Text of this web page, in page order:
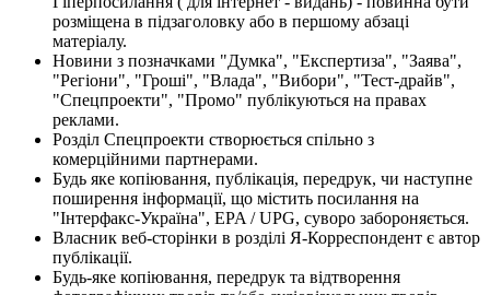
розміщена в підзаголовку або в першому абзаці
матеріалу.
Новини з позначками "Думка", "Експертиза", "Заява",
"Регіони", "Гроші", "Влада", "Вибори", "Тест-драйв",
"Спецпроекти", "Промо" публікуються на правах
реклами.
Розділ Спецпроекти створюється спільно з
комерційними партнерами.
Будь яке копіювання, публікація, передрук, чи наступне
поширення інформації, що містить посилання на
"Інтерфакс-Україна", EPA / UPG, суворо забороняється.
Власник веб-сторінки в розділі Я-Корреспондент є автор
публікації.
Будь-яке копіювання, передрук та відтворення